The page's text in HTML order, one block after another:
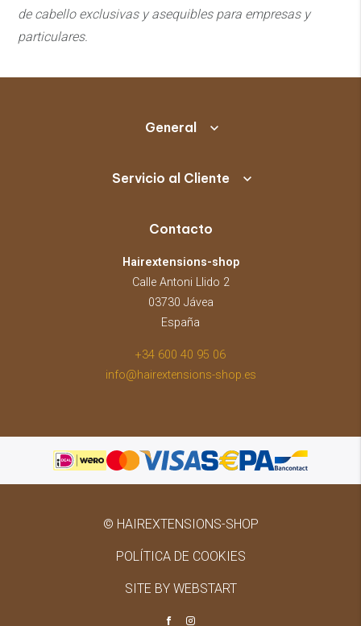
de cabello exclusivas y asequibles para empresas y
particulares.
General
Servicio al Cliente
Contacto
Hairextensions-shop
Calle Antoni Llido 2
03730 Jávea
España
+34 600 40 95 06
info@hairextensions-shop.es
© HAIREXTENSIONS-SHOP
POLÍTICA DE COOKIES
SITE BY WEBSTART